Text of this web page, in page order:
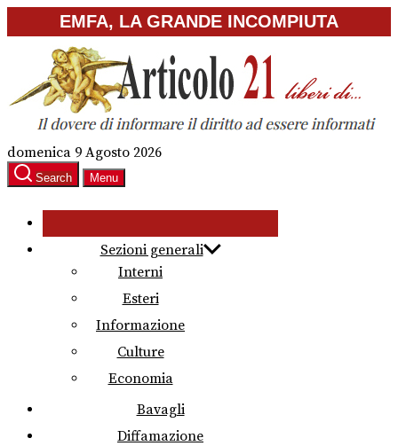
to
content
EMFA, LA GRANDE INCOMPIUTA
domenica 9 Agosto 2026
Search Menu
Sezioni generali
Interni
Esteri
Informazione
Culture
Economia
Bavagli
Diffamazione